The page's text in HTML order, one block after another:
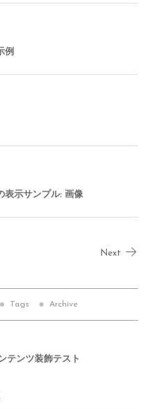
例
表示サンプル: 画像
Next
Tags Archive
テンツ装飾テスト